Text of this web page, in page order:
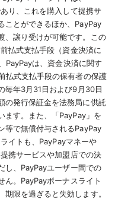
り、これを購入して提携サ
ことができるほか、PayPay
、譲り受けが可能です。この
払式支払手段（資金決済に
PayPayは、資金決済に関す
払式支払手段の保有者の保護
毎年3月31日および9月30日
の発行保証金を法務局に供託
ます。また、「PayPay」を
等で無償付与されるPayPay
イトも、PayPayマネーや
携サービスや加盟店での決
し、PayPayユーザー間での
ん。PayPayボーナスライト
限を過ぎると失効します。